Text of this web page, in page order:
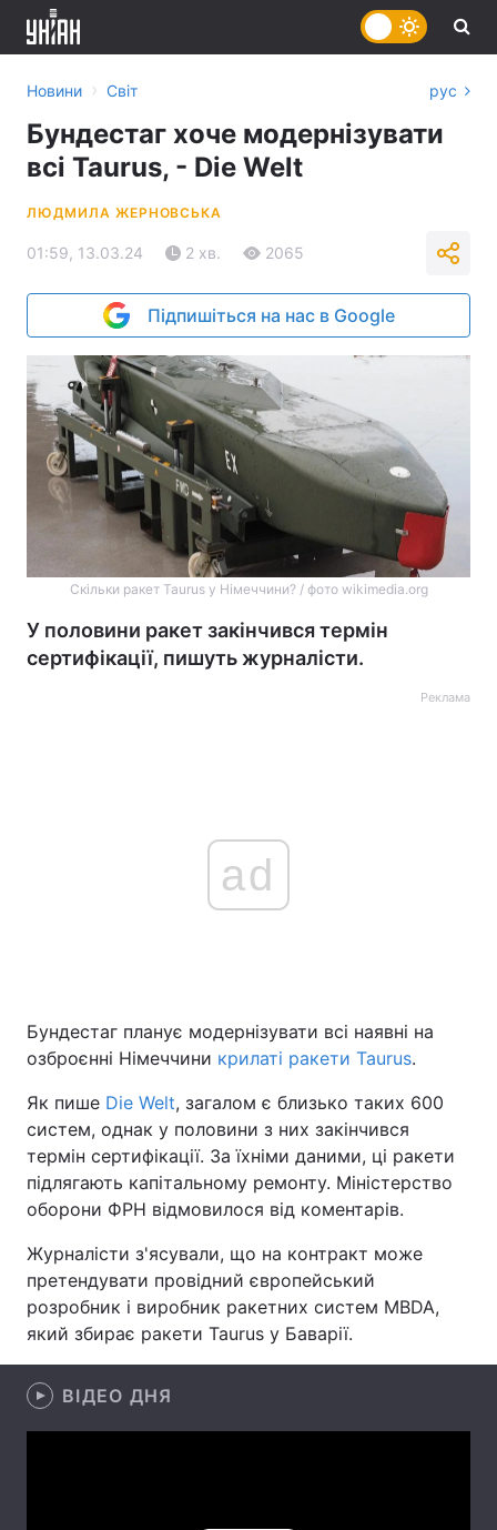
Україна Політика
Економіка Світ
Техно і зв'язок Лайт
Зброя Інциденти
Здоров'я
Цікавинки Погода
Новини › Світ рус
Бундестаг хоче модернізувати
всі Taurus, - Die Welt
ЛЮДМИЛА ЖЕРНОВСЬКА
01:59, 13.03.24 2 хв. 2065
Підпишіться на нас в Google
Скільки ракет Taurus у Німеччини? / фото wikimedia.org
У половини ракет закінчився термін
сертифікації, пишуть журналісти.
Реклама
ad
Бундестаг планує модернізувати всі наявні на
озброєнні Німеччини крилаті ракети Taurus.
Як пише Die Welt, загалом є близько таких 600
систем, однак у половини з них закінчився
термін сертифікації. За їхніми даними, ці ракети
підлягають капітальному ремонту. Міністерство
оборони ФРН відмовилося від коментарів.
Журналісти з'ясували, що на контракт може
претендувати провідний європейський
розробник і виробник ракетних систем MBDA,
який збирає ракети Taurus у Баварії.
ВІДЕО ДНЯ